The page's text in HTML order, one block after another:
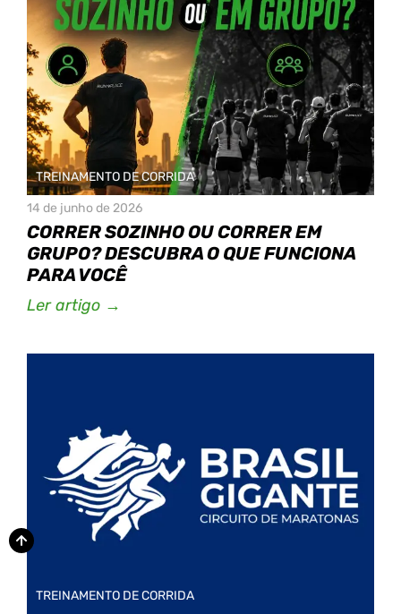
TREINAMENTO DE CORRIDA
14 de junho de 2026
CORRER SOZINHO OU CORRER EM
GRUPO? DESCUBRA O QUE FUNCIONA
PARA VOCÊ
Ler artigo →
TREINAMENTO DE CORRIDA